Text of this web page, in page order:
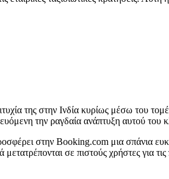
της στην Ινδία κυρίως μέσω του
την ραγδαία ανάπτυξη αυτού
στην Booking.com μια σπάνια
σε πιστούς χρήστες για